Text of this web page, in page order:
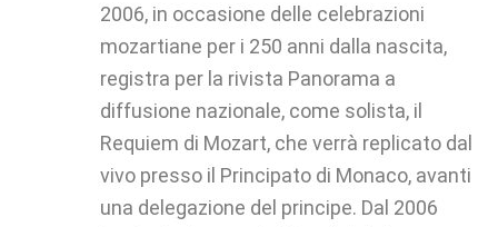
2006, in occasione delle celebrazioni
mozartiane per i 250 anni dalla nascita,
registra per la rivista Panorama a
diffusione nazionale, come solista, il
Requiem di Mozart, che verrà replicato dal
vivo presso il Principato di Monaco, avanti
una delegazione del principe. Dal 2006